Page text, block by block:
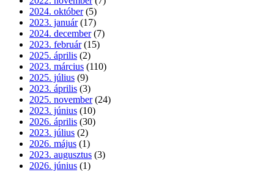
2024. október (5)
2023. január (17)
2024. december (7)
2023. február (15)
2025. április (2)
2023. március (110)
2025. július (9)
2023. április (3)
2025. november (24)
2023. június (10)
2026. április (30)
2023. július (2)
2026. május (1)
2023. augusztus (3)
2026. június (1)